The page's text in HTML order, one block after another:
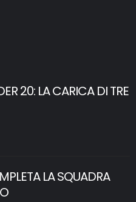
20: LA CARICA DI TRE
LA SQUADRA